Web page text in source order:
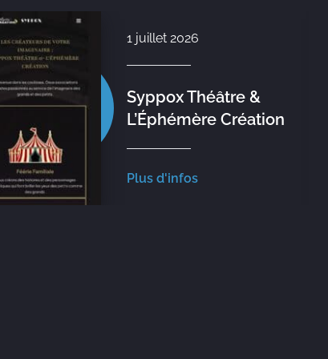
1 juillet 2026
Syppox Théâtre &
L’Éphémère Création
Plus d'infos